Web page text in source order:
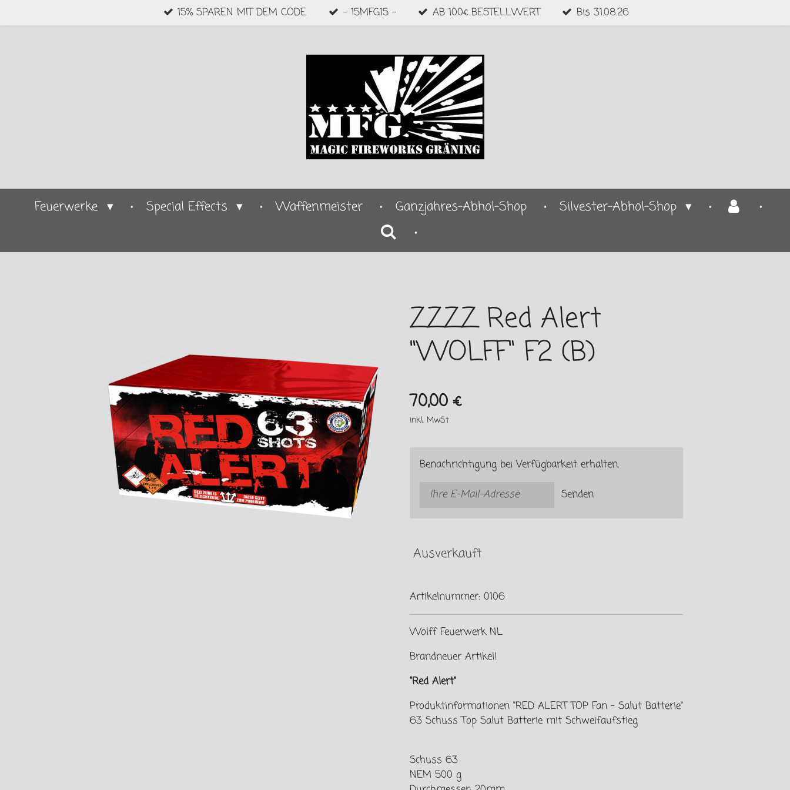
15% SPAREN MIT DEM CODE - 15MFG15 - AB 100€ BESTELLWERT Bis 31.08.26
Feuerwerke Special Effects Waffenmeister Ganzjahres-Abhol-Shop Silvester-Abhol-Shop
ZZZZ Red Alert
"WOLFF" F2 (B)
70,00 €
inkl. MwSt
Benachrichtigung bei Verfügbarkeit erhalten.
Senden
Ausverkauft
Artikelnummer: 0106
Wolff Feuerwerk NL
Brandneuer Artikel!
"Red Alert"
Produktinformationen "RED ALERT TOP Fan - Salut Batterie"
63 Schuss Top Salut Batterie mit Schweifaufstieg
Schuss 63
NEM 500 g